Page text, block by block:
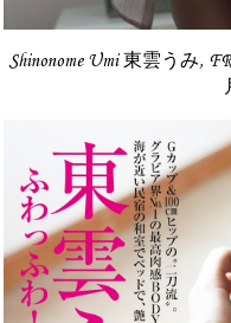
Shinonome Umi 東雲うみ,